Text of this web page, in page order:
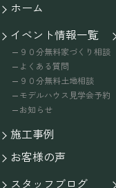
ホーム
イベント情報一覧
９０分無料家づくり相談
よくある質問
９０分無料土地相談
モデルハウス見学会予約
お知らせ
施工事例
お客様の声
スタッフブログ